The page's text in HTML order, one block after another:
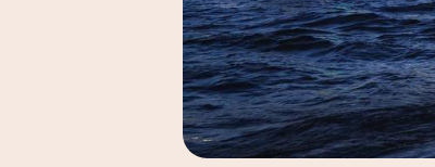
Отход от
на
за 15−20
с якоря. До